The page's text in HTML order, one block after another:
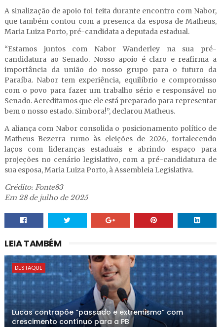
A sinalização de apoio foi feita durante encontro com Nabor,
que também contou com a presença da esposa de Matheus,
Maria Luiza Porto, pré-candidata a deputada estadual.
“Estamos juntos com Nabor Wanderley na sua pré-
candidatura ao Senado. Nosso apoio é claro e reafirma a
importância da união do nosso grupo para o futuro da
Paraíba. Nabor tem experiência, equilíbrio e compromisso
com o povo para fazer um trabalho sério e responsável no
Senado. Acreditamos que ele está preparado para representar
bem o nosso estado. Simbora!”, declarou Matheus.
A aliança com Nabor consolida o posicionamento político de
Matheus Bezerra rumo às eleições de 2026, fortalecendo
laços com lideranças estaduais e abrindo espaço para
projeções no cenário legislativo, com a pré-candidatura de
sua esposa, Maria Luiza Porto, à Assembleia Legislativa.
Crédito: Fonte83
Em 28 de julho de 2025
LEIA TAMBÉM
DESTAQUE
Lucas contrapõe “passado e extremismo” com
crescimento contínuo para a PB